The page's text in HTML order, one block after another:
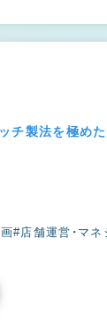
チ製法を極めた
#店舗運営・マネ